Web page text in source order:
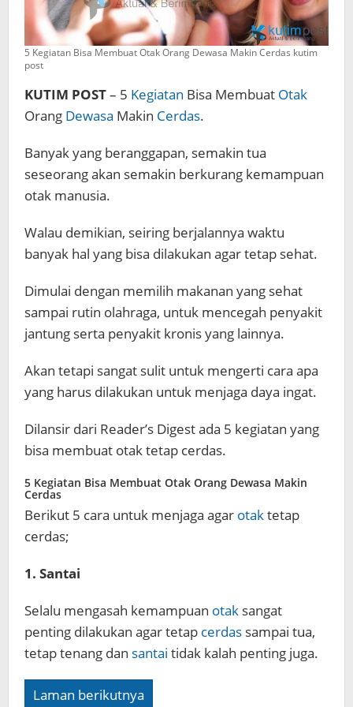
5 Kegiatan Bisa Membuat Otak Orang Dewasa Makin Cerdas kutim
post
KUTIM POST– 5 Kegiatan Bisa Membuat Otak
Orang Dewasa Makin Cerdas.
Banyak yang beranggapan, semakin tua
seseorang akan semakin berkurang kemampuan
otak manusia.
Walau demikian, seiring berjalannya waktu
banyak hal yang bisa dilakukan agar tetap sehat.
Dimulai dengan memilih makanan yang sehat
sampai rutin olahraga, untuk mencegah penyakit
jantung serta penyakit kronis yang lainnya.
Akan tetapi sangat sulit untuk mengerti cara apa
yang harus dilakukan untuk menjaga daya ingat.
Dilansir dari Reader’s Digest ada 5 kegiatan yang
bisa membuat otak tetap cerdas.
5 Kegiatan Bisa Membuat Otak Orang Dewasa Makin
Cerdas
Berikut 5 cara untuk menjaga agar otaktetap
cerdas;
1. Santai
Selalu mengasah kemampuan otak sangat
penting dilakukan agar tetap cerdas sampai tua,
tetap tenang dan santai tidak kalah penting juga.
Laman berikutnya